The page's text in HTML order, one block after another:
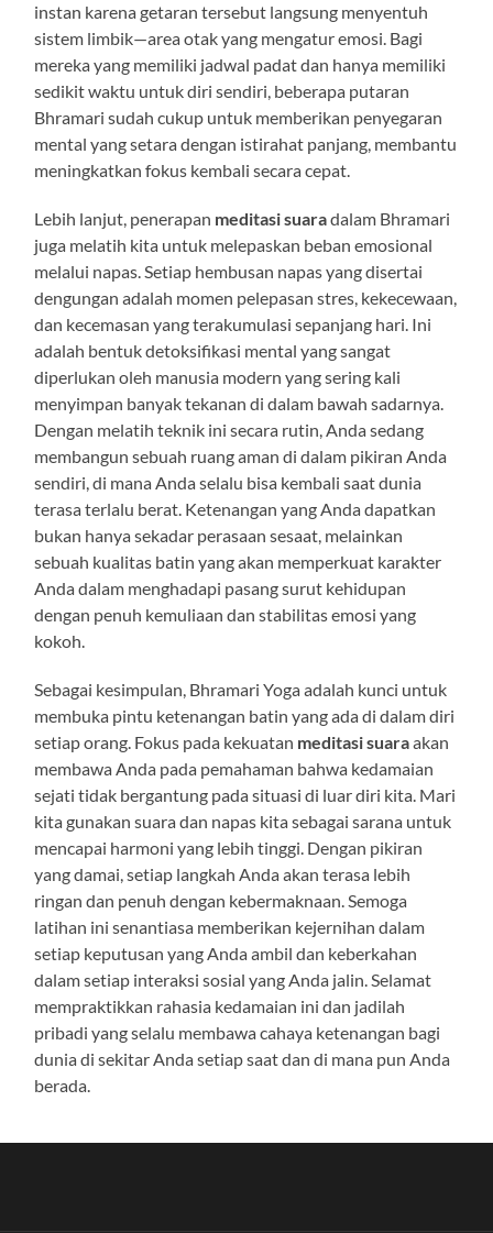
instan karena getaran tersebut langsung menyentuh
sistem limbik—area otak yang mengatur emosi. Bagi
mereka yang memiliki jadwal padat dan hanya memiliki
sedikit waktu untuk diri sendiri, beberapa putaran
Bhramari sudah cukup untuk memberikan penyegaran
mental yang setara dengan istirahat panjang, membantu
meningkatkan fokus kembali secara cepat.
Lebih lanjut, penerapan meditasi suaradalam Bhramari
juga melatih kita untuk melepaskan beban emosional
melalui napas. Setiap hembusan napas yang disertai
dengungan adalah momen pelepasan stres, kekecewaan,
dan kecemasan yang terakumulasi sepanjang hari. Ini
adalah bentuk detoksifikasi mental yang sangat
diperlukan oleh manusia modern yang sering kali
menyimpan banyak tekanan di dalam bawah sadarnya.
Dengan melatih teknik ini secara rutin, Anda sedang
membangun sebuah ruang aman di dalam pikiran Anda
sendiri, di mana Anda selalu bisa kembali saat dunia
terasa terlalu berat. Ketenangan yang Anda dapatkan
bukan hanya sekadar perasaan sesaat, melainkan
sebuah kualitas batin yang akan memperkuat karakter
Anda dalam menghadapi pasang surut kehidupan
dengan penuh kemuliaan dan stabilitas emosi yang
kokoh.
Sebagai kesimpulan, Bhramari Yoga adalah kunci untuk
membuka pintu ketenangan batin yang ada di dalam diri
setiap orang. Fokus pada kekuatan meditasi suaraakan
membawa Anda pada pemahaman bahwa kedamaian
sejati tidak bergantung pada situasi di luar diri kita. Mari
kita gunakan suara dan napas kita sebagai sarana untuk
mencapai harmoni yang lebih tinggi. Dengan pikiran
yang damai, setiap langkah Anda akan terasa lebih
ringan dan penuh dengan kebermaknaan. Semoga
latihan ini senantiasa memberikan kejernihan dalam
setiap keputusan yang Anda ambil dan keberkahan
dalam setiap interaksi sosial yang Anda jalin. Selamat
mempraktikkan rahasia kedamaian ini dan jadilah
pribadi yang selalu membawa cahaya ketenangan bagi
dunia di sekitar Anda setiap saat dan di mana pun Anda
berada.